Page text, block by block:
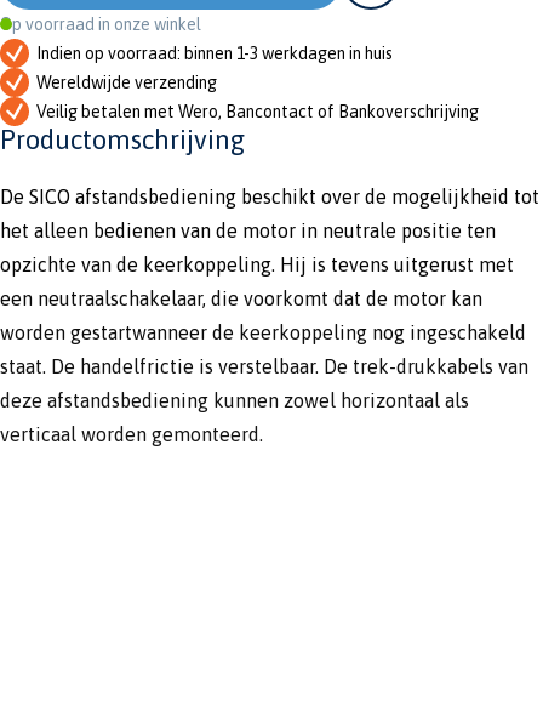
Op voorraad in onze winkel
Indien op voorraad: binnen 1-3 werkdagen in huis
Wereldwijde verzending
Veilig betalen met Wero, Bancontact of Bankoverschrijving
Productomschrijving
De SICO afstandsbediening beschikt over de mogelijkheid tot
het alleen bedienen van de motor in neutrale positie ten
opzichte van de keerkoppeling. Hij is tevens uitgerust met
een neutraalschakelaar, die voorkomt dat de motor kan
worden gestartwanneer de keerkoppeling nog ingeschakeld
staat. De handelfrictie is verstelbaar. De trek-drukkabels van
deze afstandsbediening kunnen zowel horizontaal als
verticaal worden gemonteerd.